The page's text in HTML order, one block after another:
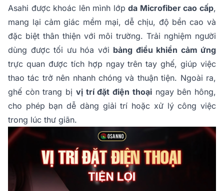
Asahi được khoác lên mình lớpda Microfiber cao cấp,
mang lại cảm giác mềm mại, dễ chịu, độ bền cao và
đặc biệt thân thiện với môi trường. Trải nghiệm người
dùng được tối ưu hóa với bảng điều khiển cảm ứng
trực quan được tích hợp ngay trên tay ghế, giúp việc
thao tác trở nên nhanh chóng và thuận tiện. Ngoài ra,
ghế còn trang bị vị trí đặt điện thoạingay bên hông,
cho phép bạn dễ dàng giải trí hoặc xử lý công việc
trong lúc thư giãn.